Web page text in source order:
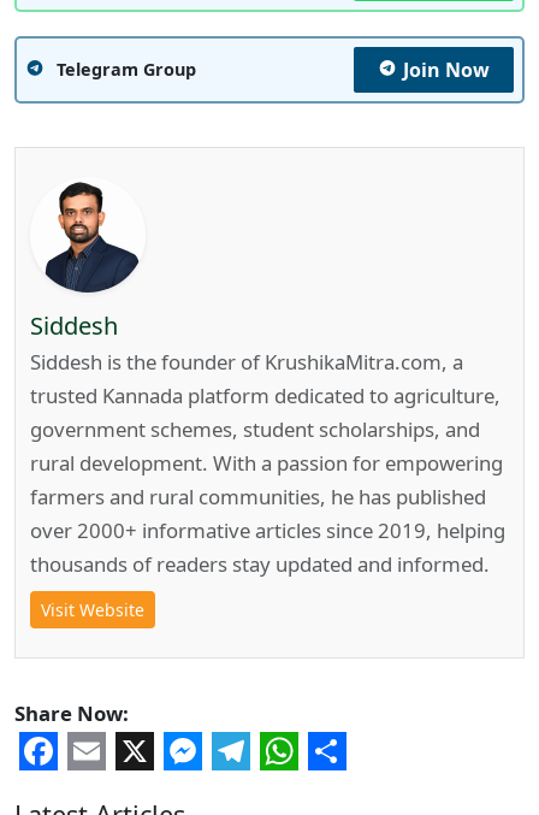
Telegram Group Join Now
Siddesh
Siddesh is the founder of KrushikaMitra.com, a
trusted Kannada platform dedicated to agriculture,
government schemes, student scholarships, and
rural development. With a passion for empowering
farmers and rural communities, he has published
over 2000+ informative articles since 2019, helping
thousands of readers stay updated and informed.
Visit Website
Share Now: